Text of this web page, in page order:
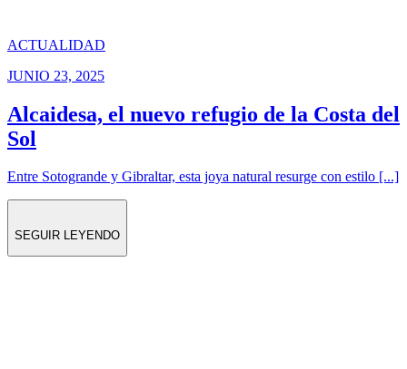
ACTUALIDAD
JUNIO 23, 2025
Alcaidesa, el nuevo refugio de la Costa del
Sol
Entre Sotogrande y Gibraltar, esta joya natural resurge con estilo [...]
SEGUIR LEYENDO